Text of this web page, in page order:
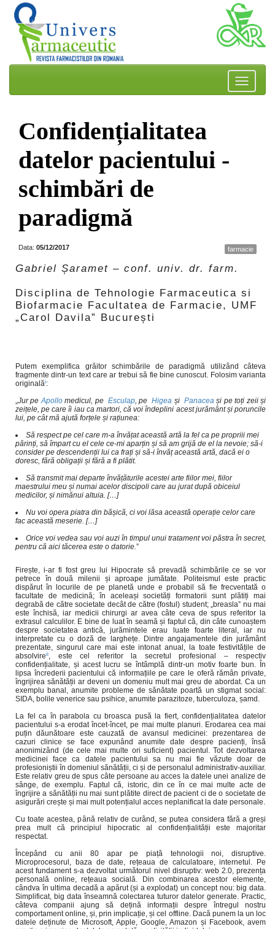
Confidențialitatea
datelor pacientului -
schimbări de
paradigmă
Data: 05/12/2017 farmacie
Gabriel Șaramet – conf. univ. dr. farm.
Disciplina de Tehnologie Farmaceutica si
Biofarmacie Facultatea de Farmacie, UMF
„Carol Davila” București
Putem exemplifica grăitor schimbările de paradigmă utilizând câteva
fragmente dintr-un text care ar trebui să fie bine cunoscut. Folosim varianta
originalăi:
„JurpeApollomedicul, pe Esculap, peHigea și Panaceași pe toți zeii și
zeițele, pe care îi iau ca martori, că voi îndeplini acest jurământ și poruncile
lui, pe cât mă ajută forțele și rațiunea:
Să respect pe cel care m-a învățat această artă la fel ca pe propriii mei
părinți, să împart cu el cele ce-mi aparțin și să am grijă de el la nevoie; să-i
consider pe descendenții lui ca frați și să-i învăț această artă, dacă ei o
doresc, fără obligații și fără a fi plătit.
Să transmit mai departe învățăturile acestei arte fiilor mei, fiilor
maestrului meu și numai acelor discipoli care au jurat după obiceiul
medicilor, și nimănui altuia. […]
Nu voi opera piatra din bășică, ci voi lăsa această operație celor care
fac această meserie. […]
Orice voi vedea sau voi auzi în timpul unui tratament voi păstra în secret,
pentru că aici tăcerea este o datorie.”
Firește, i-ar fi fost greu lui Hipocrate să prevadă schimbările ce se vor
petrece în două milenii și aproape jumătate. Politeismul este practic
dispărut în locurile de pe planetă unde e probabil să fie frecventată o
facultate de medicină; în aceleași societăți formatorii sunt plătiți mai
degrabă de către societate decât de către (fostul) student; „breasla” nu mai
este închisă, iar medicii chirurgi ar avea câte ceva de spus referitor la
extrasul calculilor. E bine de luat în seamă și faptul că, din câte cunoaștem
despre societatea antică, jurămintele erau luate foarte literal, iar nu
interpretate cu o doză de larghețe. Dintre angajamentele din jurământ
prezentate, singurul care mai este intonat anual, la toate festivitățile de
absolvireii, este cel referitor la secretul profesional – respectiv
confidențialitate, și acest lucru se întâmplă dintr-un motiv foarte bun. În
lipsa încrederii pacientului că informațiile pe care le oferă rămân private,
îngrijirea sănătății ar deveni un domeniu mult mai greu de abordat. Ca un
exemplu banal, anumite probleme de sănătate poartă un stigmat social:
SIDA, bolile venerice sau psihice, anumite parazitoze, tuberculoza, șamd.
La fel ca în parabola cu broasca pusă la fiert, confidențialitatea datelor
pacientului s-a erodat încet-încet, pe mai multe planuri. Erodarea cea mai
puțin dăunătoare este cauzată de avansul medicinei: prezentarea de
cazuri clinice se face expunând anumite date despre pacienți, însă
anonimizând (de cele mai multe ori suficient) pacientul. Tot dezvoltarea
medicinei face ca datele pacientului sa nu mai fie văzute doar de
profesioniștii în domeniul sănătății, ci și de personalul administrativ-auxiliar.
Este relativ greu de spus câte persoane au acces la datele unei analize de
sânge, de exemplu. Faptul că, istoric, din ce în ce mai multe acte de
îngrijire a sănătății nu mai sunt plătite direct de pacient ci de o societate de
asigurări crește și mai mult potențialul acces neplanificat la date personale.
Cu toate acestea, până relativ de curând, se putea considera fără a greși
prea mult că principiul hipocratic al confidențialității este majoritar
respectat.
Începând cu anii 80 apar pe piață tehnologii noi, disruptive.
Microprocesorul, baza de date, rețeaua de calculatoare, internetul. Pe
acest fundament s-a dezvoltat următorul nivel disruptiv: web 2.0, prezența
personală online, rețeaua socială. Din combinarea acestor elemente,
cândva în ultima decadă a apărut (și a explodat) un concept nou: big data.
Simplificat, big data înseamnă colectarea tuturor datelor generate. Practic,
câteva companii ajung să dețină informații despre întregul nostru
comportament online, și, prin implicație, și cel offline. Dacă punem la un loc
datele deținute de Microsoft, Apple, Google, Amazon și Facebook, avem